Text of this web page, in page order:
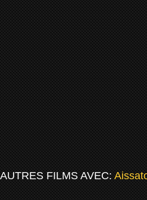
AUTRES FILMS AVEC: